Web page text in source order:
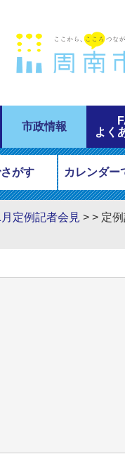
市政情報
よく
がす カレンダー
定例記者会見 > > 定